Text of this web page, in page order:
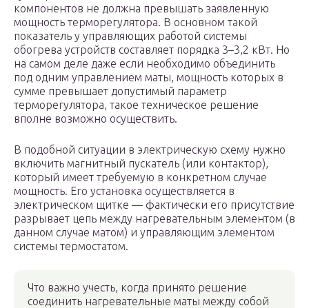
компонентов не должна превышать заявленную
мощность терморегулятора. В основном такой
показатель у управляющих работой системы
обогрева устройств составляет порядка 3–3,2 кВт. Но
на самом деле даже если необходимо объединить
под одним управлением маты, мощность которых в
сумме превышает допустимый параметр
терморегулятора, такое техническое решение
вполне возможно осуществить.
В подобной ситуации в электрическую схему нужно
включить магнитный пускатель (или контактор),
который имеет требуемую в конкретном случае
мощность. Его установка осуществляется в
электрическом щитке — фактически его присутствие
разрывает цепь между нагревательным элементом (в
данном случае матом) и управляющим элементом
системы термостатом.
Что важно учесть, когда принято решение
соединить нагревательные маты между собой